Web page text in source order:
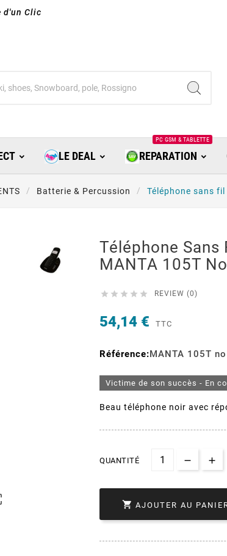
d'un Clic
LE DEAL REPARATION
PC GSM & TABLETTE
Batterie & Percussion Téléphone sans
Téléphone
MANTA 105T
     REVIEW (0)
54,14 € TTC
Référence:MANTA 105T
Victime de son succès - En
Beau téléphone noir avec
QUANTITÉ
 AJOUTER AU